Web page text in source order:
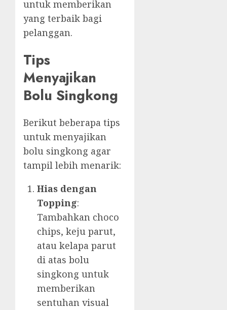
untuk memberikan
yang terbaik bagi
pelanggan.
Tips
Menyajikan
Bolu Singkong
Berikut beberapa tips
untuk menyajikan
bolu singkong agar
tampil lebih menarik:
Hias dengan
Topping:
Tambahkan choco
chips, keju parut,
atau kelapa parut
di atas bolu
singkong untuk
memberikan
sentuhan visual